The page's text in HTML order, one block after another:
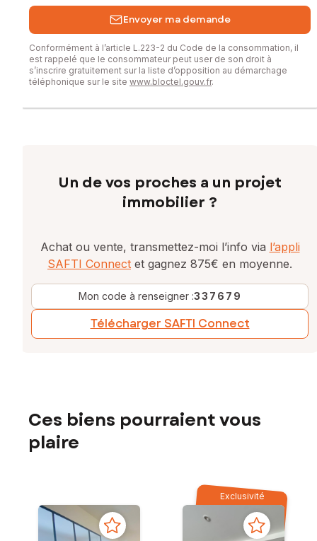
Envoyer ma demande
Conformément à l’article L.223-2 du Code de la consommation, il
est rappelé que le consommateur peut user de son droit à
s’inscrire gratuitement sur la liste d’opposition au démarchage
téléphonique sur le site www.bloctel.gouv.fr.
Un de vos proches a un projet
immobilier ?
Achat ou vente, transmettez-moi l’info via l’appli
SAFTI Connect et gagnez 875€ en moyenne.
Mon code à renseigner :337679
Télécharger SAFTI Connect
Ces biens pourraient vous
plaire
Exclusivité